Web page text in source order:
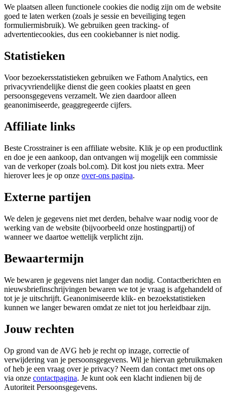
We plaatsen alleen functionele cookies die nodig zijn om de website
goed te laten werken (zoals je sessie en beveiliging tegen
formuliermisbruik). We gebruiken geen tracking- of
advertentiecookies, dus een cookiebanner is niet nodig.
Statistieken
Voor bezoekersstatistieken gebruiken we Fathom Analytics, een
privacyvriendelijke dienst die geen cookies plaatst en geen
persoonsgegevens verzamelt. We zien daardoor alleen
geanonimiseerde, geaggregeerde cijfers.
Affiliate links
Beste Crosstrainer is een affiliate website. Klik je op een productlink
en doe je een aankoop, dan ontvangen wij mogelijk een commissie
van de verkoper (zoals bol.com). Dit kost jou niets extra. Meer
hierover lees je op onze over-ons pagina.
Externe partijen
We delen je gegevens niet met derden, behalve waar nodig voor de
werking van de website (bijvoorbeeld onze hostingpartij) of
wanneer we daartoe wettelijk verplicht zijn.
Bewaartermijn
We bewaren je gegevens niet langer dan nodig. Contactberichten en
nieuwsbriefinschrijvingen bewaren we tot je vraag is afgehandeld of
tot je je uitschrijft. Geanonimiseerde klik- en bezoekstatistieken
kunnen we langer bewaren omdat ze niet tot jou herleidbaar zijn.
Jouw rechten
Op grond van de AVG heb je recht op inzage, correctie of
verwijdering van je persoonsgegevens. Wil je hiervan gebruikmaken
of heb je een vraag over je privacy? Neem dan contact met ons op
via onze contactpagina. Je kunt ook een klacht indienen bij de
Autoriteit Persoonsgegevens.